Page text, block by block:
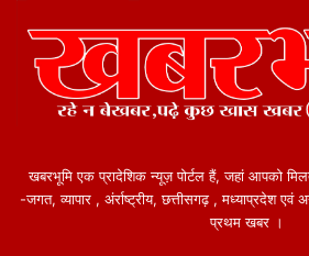
खबरभूमि एक प्रादेशिक न्यूज़ पोर्टल हैं, जहां आपको
-जगत, व्यापार , अंर्राष्ट्रीय, छत्तीसगढ़ , मध्याप्रदेश एवं
प्रथम खबर ।